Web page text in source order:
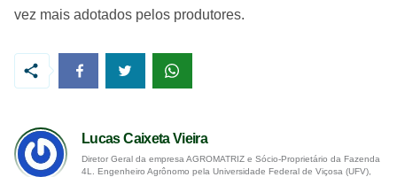
vez mais adotados pelos produtores.
Lucas Caixeta Vieira
Diretor Geral da empresa AGROMATRIZ e Sócio-Proprietário da Fazenda
4L. Engenheiro Agrônomo pela Universidade Federal de Viçosa (UFV),